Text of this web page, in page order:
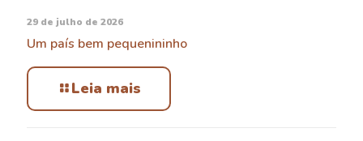
29 de julho de 2026
Um país bem pequenininho
Leia mais